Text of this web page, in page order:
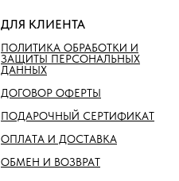
ДЛЯ КЛИЕНТА
ПОЛИТИКА ОБРАБОТКИ И
ЗАЩИТЫ ПЕРСОНАЛЬНЫХ
ДАННЫХ
ДОГОВОР ОФЕРТЫ
ПОДАРОЧНЫЙ СЕРТИФИКАТ
ОПЛАТА И ДОСТАВКА
ОБМЕН И ВОЗВРАТ